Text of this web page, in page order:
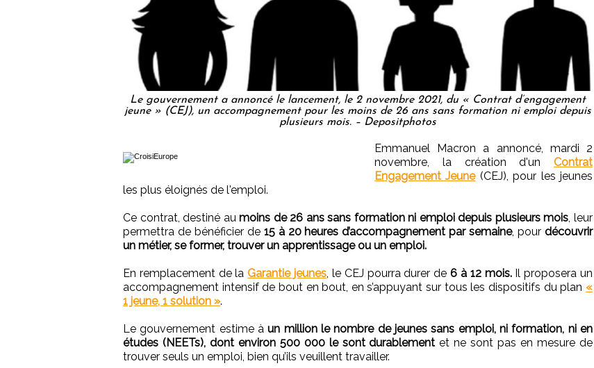
Le gouvernement a annoncé le lancement, le 2 novembre 2021, du « Contrat d’engagement
jeune » (CEJ), un accompagnement pour les moins de 26 ans sans formation ni emploi depuis
plusieurs mois. – Depositphotos
Emmanuel Macron a annoncé, mardi 2
novembre, la création d'un Contrat
Engagement Jeune(CEJ), pour les jeunes
les plus éloignés de l'emploi.
Ce contrat, destiné aumoins de 26 ans sans formation ni emploi depuis plusieurs mois, leur
permettra de bénéficier de 15 à 20 heures d’accompagnement par semaine, pourdécouvrir
un métier, se former, trouver un apprentissage ou un emploi.
En remplacement de laGarantie jeunes, le CEJ pourra durer de6 à 12 mois.Il proposera un
accompagnement intensif de bout en bout, en s’appuyant sur tous les dispositifs du plan «
1 jeune, 1 solution ».
Le gouvernement estime àun million le nombre de jeunes sans emploi, ni formation, ni en
études (NEETs), dont environ 500 000 le sont durablement et ne sont pas en mesure de
trouver seuls un emploi, bien qu’ils veuillent travailler.